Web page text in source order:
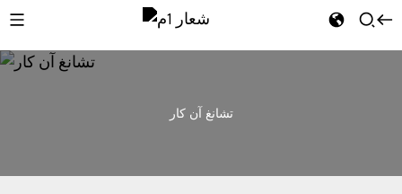
تشانغ آن كار